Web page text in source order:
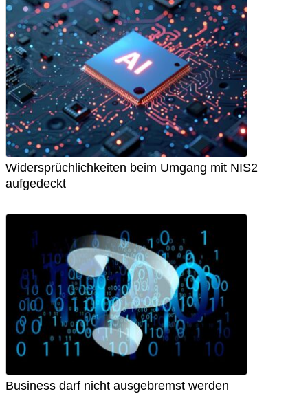
Widersprüchlichkeiten beim Umgang mit NIS2
aufgedeckt
Business darf nicht ausgebremst werden